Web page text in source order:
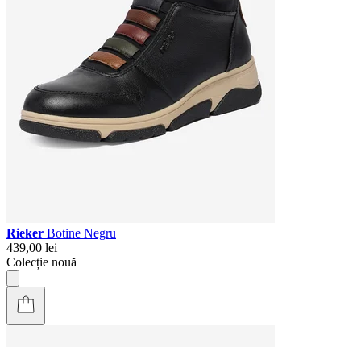
Rieker Botine Negru
439,00 lei
Colecție nouă